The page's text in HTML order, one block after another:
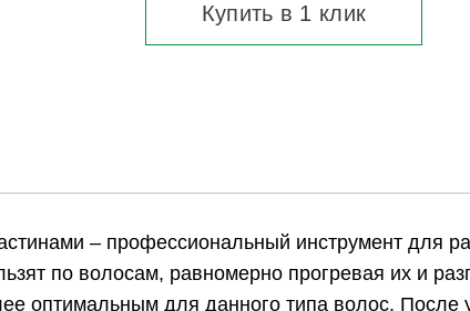
Купить в 1 клик
– профессиональный инструмент для
по волосам, равномерно прогревая их и
оптимальным для данного типа волос.